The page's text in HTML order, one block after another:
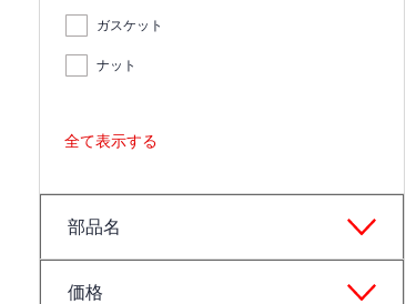
ガスケット
ナット
全て表示する
部品名
価格